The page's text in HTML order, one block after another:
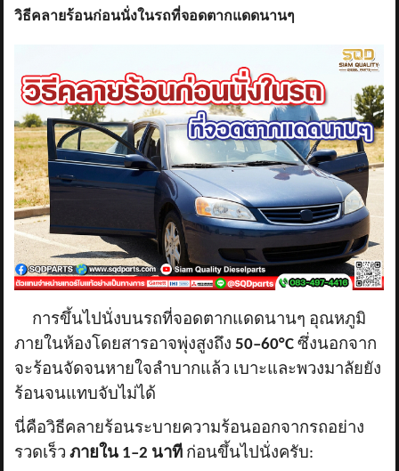
วิธีคลายร้อนก่อนนั่งในรถที่จอดตากแดดนานๆ
การขึ้นไปนั่งบนรถที่จอดตากแดดนานๆ อุณหภูมิ
ภายในห้องโดยสารอาจพุ่งสูงถึง50–60°C ซึ่งนอกจาก
จะร้อนจัดจนหายใจลำบากแล้ว เบาะและพวงมาลัยยัง
ร้อนจนแทบจับไม่ได้
นี่คือวิธีคลายร้อนระบายความร้อนออกจากรถอย่าง
รวดเร็วภายใน 1–2 นาที ก่อนขึ้นไปนั่งครับ: